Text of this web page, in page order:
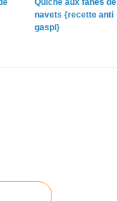
Quiche aux fanes de
navets {recette anti
gaspi}